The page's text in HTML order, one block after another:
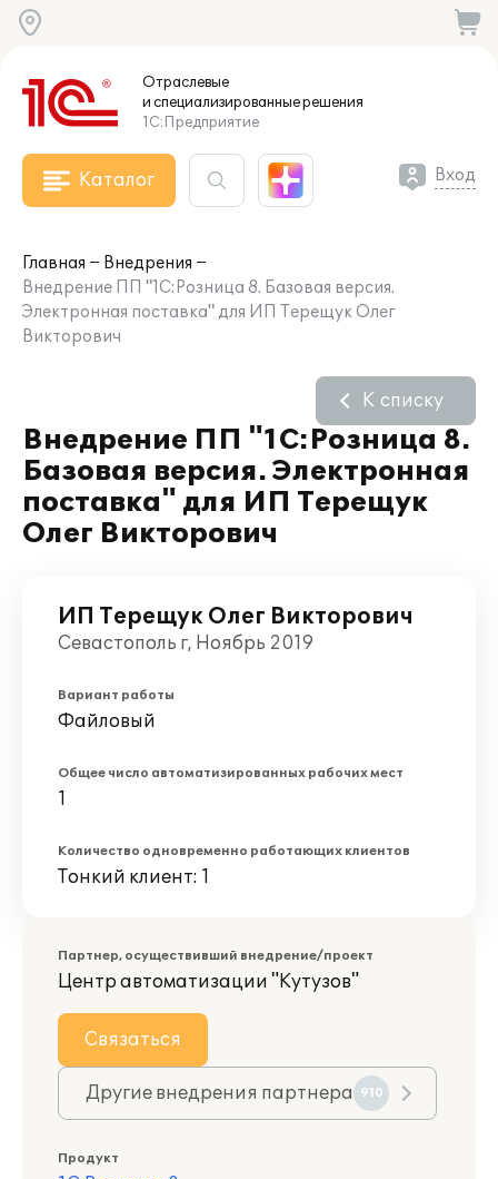
Отраслевые
и специализированныерешения
1С:Предприятие
Каталог Вход
Главная
Внедрения
Внедрение ПП "1С:Розница 8. Базовая версия.
Электронная поставка" для ИП Терещук Олег
Викторович
Внедрение ПП "1С:Розница 8.
Базовая версия. Электронная
поставка" для ИП Терещук
Олег Викторович
К списку
ИП Терещук Олег Викторович
Севастополь г, Ноябрь 2019
Вариант работы
Файловый
Общее число автоматизированных рабочих мест
1
Количество одновременно работающих клиентов
Тонкий клиент: 1
Партнер, осуществивший внедрение/проект
Центр автоматизации "Кутузов"
Связаться
Другие внедрения партнера 910
Продукт